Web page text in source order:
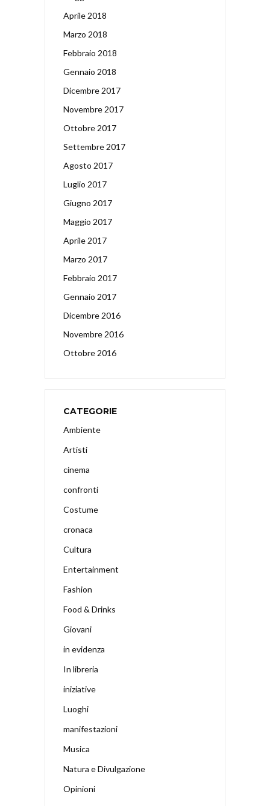
Aprile 2018
Marzo 2018
Febbraio 2018
Gennaio 2018
Dicembre 2017
Novembre 2017
Ottobre 2017
Settembre 2017
Agosto 2017
Luglio 2017
Giugno 2017
Maggio 2017
Aprile 2017
Marzo 2017
Febbraio 2017
Gennaio 2017
Dicembre 2016
Novembre 2016
Ottobre 2016
CATEGORIE
Ambiente
Artisti
cinema
confronti
Costume
cronaca
Cultura
Entertainment
Fashion
Food & Drinks
Giovani
in evidenza
In libreria
iniziative
Luoghi
manifestazioni
Musica
Natura e Divulgazione
Opinioni